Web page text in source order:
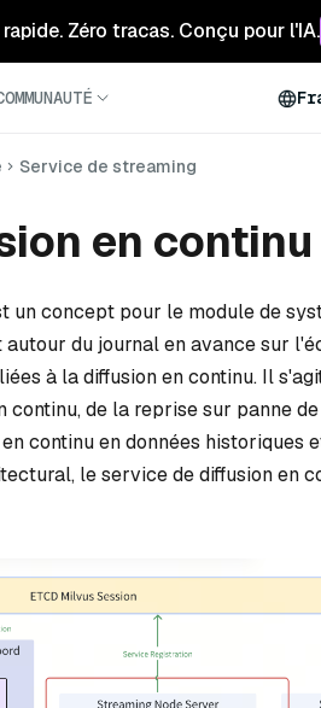
Zéro tracas. Conçu pour l'IA.
Service de streaming
en continu
un concept pour le module de
du journal en avance sur
à la diffusion en continu. Il
de la reprise sur panne
continu en données historiques
le service de diffusion en